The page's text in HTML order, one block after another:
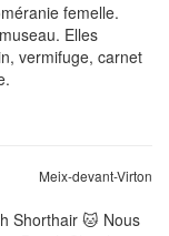
femelle.
Elles
vermifuge, carnet
Meix-devant-Virton
Shorthair 🐱 Nous